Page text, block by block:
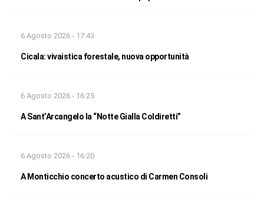
6 Agosto 2026 - 17:43
Cicala: vivaistica forestale, nuova opportunità
6 Agosto 2026 - 16:25
A Sant’Arcangelo la “Notte Gialla Coldiretti”
6 Agosto 2026 - 16:20
A Monticchio concerto acustico di Carmen Consoli